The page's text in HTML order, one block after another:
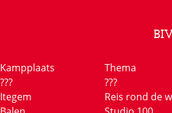
Kampplaats
Thema
???
???
Itegem
Reis rond de